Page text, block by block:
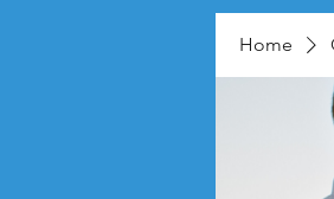
Home